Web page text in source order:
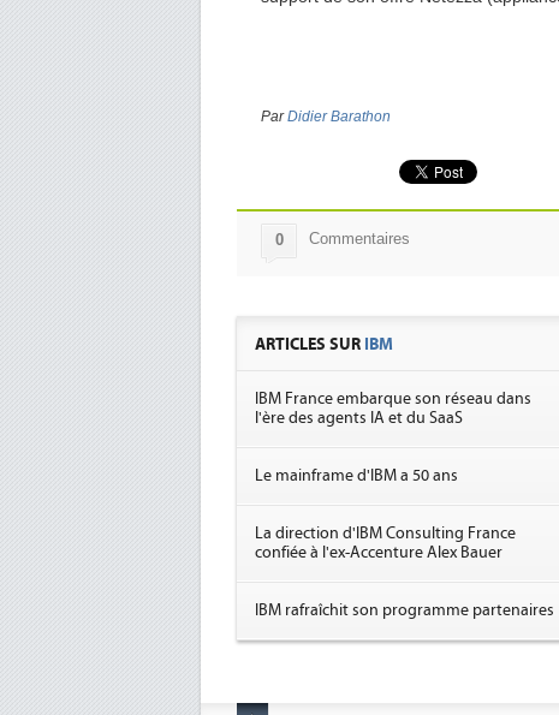
ParDidier Barathon
0 Commentaires
ARTICLES SUR IBM
IBM France embarque son réseau dans
l'ère des agents IA et du SaaS
Le mainframe d'IBM a 50 ans
La direction d'IBM Consulting France
confiée à l'ex-Accenture Alex Bauer
IBM rafraîchit son programme partenaires